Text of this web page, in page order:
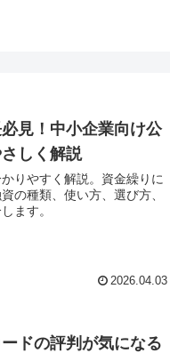
見！中小企業向け公
しく解説
りやすく解説。資金繰りに
の種類、使い方、選び方、
ます。
2026.04.03
ドの評判が気になる